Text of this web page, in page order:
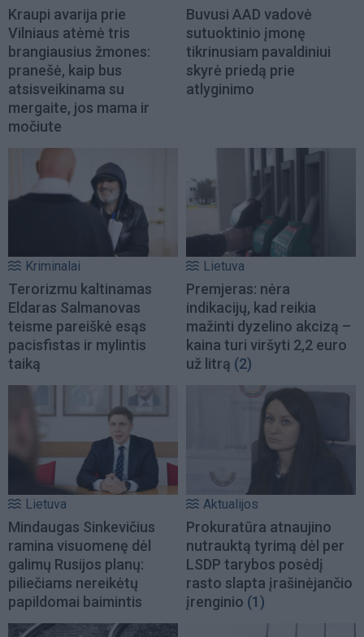
Kraupi avarija prie
Vilniaus atėmė tris
brangiausius žmones:
pranešė, kaip bus
atsisveikinama su
mergaite, jos mama ir
močiute
Buvusi AAD vadovė
sutuoktinio įmonę
tikrinusiam pavaldiniui
skyrė priedą prie
atlyginimo
Kriminalai
Terorizmu kaltinamas
Eldaras Salmanovas
teisme pareiškė esąs
pacisfistas ir mylintis
taiką
Lietuva
Premjeras: nėra
indikacijų, kad reikia
mažinti dyzelino akcizą –
kaina turi viršyti 2,2 euro
už litrą (2)
Lietuva
Mindaugas Sinkevičius
ramina visuomenę dėl
galimų Rusijos planų:
piliečiams nereikėtų
papildomai baimintis
Aktualijos
Prokuratūra atnaujino
nutrauktą tyrimą dėl per
LSDP tarybos posėdį
rasto slapta įrašinėjančio
įrenginio (1)